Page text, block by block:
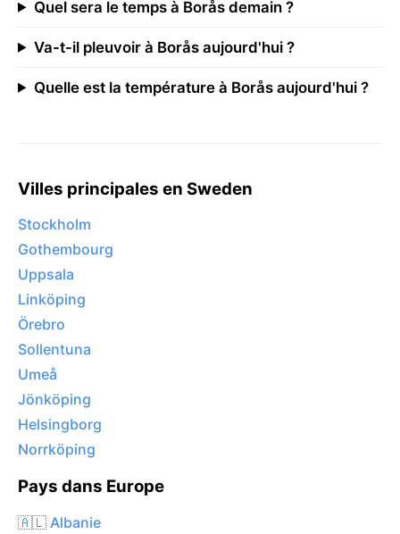
Quel sera le temps à Borås demain ?
Va-t-il pleuvoir à Borås aujourd'hui ?
Quelle est la température à Borås aujourd'hui ?
Villes principales en Sweden
Stockholm
Gothembourg
Uppsala
Linköping
Örebro
Sollentuna
Umeå
Jönköping
Helsingborg
Norrköping
Pays dans Europe
🇦🇱 Albanie